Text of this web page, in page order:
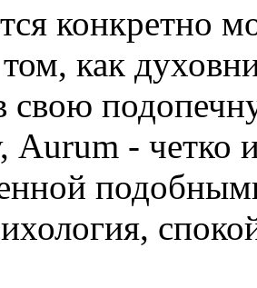
конкретно
том, как
свою
- четко